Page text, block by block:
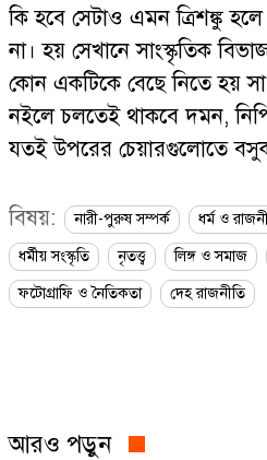
আরও পড়ুন
কি হবে সেটাও এমন ত্রিশঙ্কু হলে
না। হয় সেখানে সাংস্কৃতিক
কোন একটিকে বেছে নিতে হয়
নইলে চলতেই থাকবে দমন,
যতই উপরের চেয়ারগুলোতে
বিষয়: নারী-পুরুষ সম্পর্ক ধর্ম ও
ধর্মীয় সংস্কৃতি
নৃতত্ত্ব লিঙ্গ ও সমাজ
ফটোগ্রাফি ও নৈতিকতা
দেহ রাজনীতি